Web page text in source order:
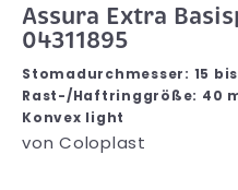
Assura Extra
04311895
Stomadurchmesser: 15
Rast-/Haftringgröße: 40
Konvex light
von Coloplast